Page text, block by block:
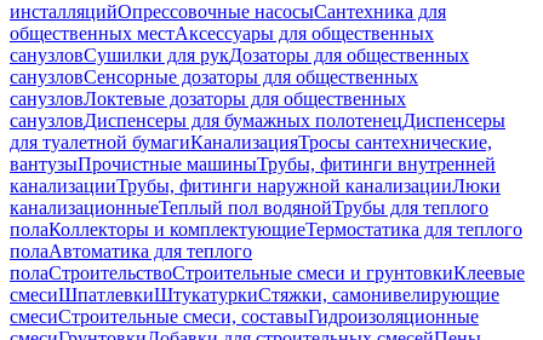
инсталляцийОпрессовочные насосыСантехника для
общественных местАксессуары для общественных
санузловСушилки для рукДозаторы для общественных
санузловСенсорные дозаторы для общественных
санузловЛоктевые дозаторы для общественных
санузловДиспенсеры для бумажных полотенецДиспенсеры
для туалетной бумагиКанализацияТросы сантехнические,
вантузыПрочистные машиныТрубы, фитинги внутренней
канализацииТрубы, фитинги наружной канализацииЛюки
канализационныеТеплый пол водянойТрубы для теплого
полаКоллекторы и комплектующиеТермостатика для теплого
полаАвтоматика для теплого
полаСтроительствоСтроительные смеси и грунтовкиКлеевые
смесиШпатлевкиШтукатуркиСтяжки, самонивелирующие
смесиСтроительные смеси, составыГидроизоляционные